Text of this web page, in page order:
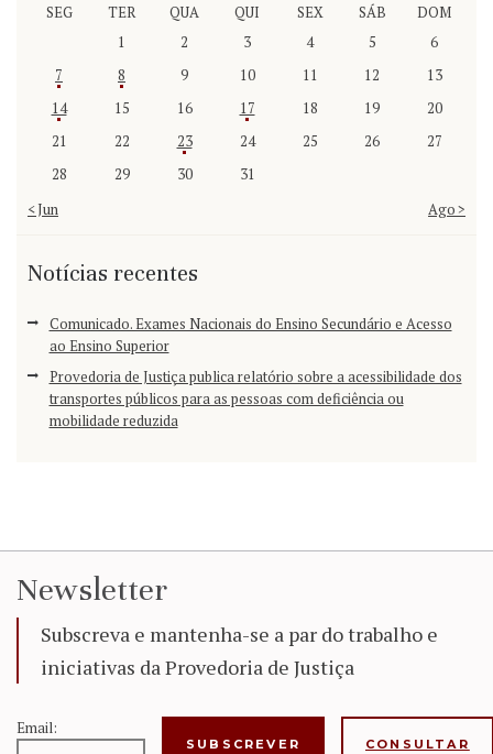
SEG TER QUA QUI SEX SÁB
DOM
1
2 3 4 5
6
7
8 9 10 11 12
13
14
15 16 17 18 19
20
21
22 23 24 25 26
27
28
29 30
31
« Jun
Ago »
Notícias recentes
Comunicado. Exames Nacionais do Ensino Secundário e Acesso
ao Ensino Superior
Provedoria de Justiça publica relatório sobre a acessibilidade dos
transportes públicos para as pessoas com deficiência ou
mobilidade reduzida
Newsletter
Subscreva e mantenha-se a par do trabalho e
iniciativas da Provedoria de Justiça
Email:
CONSULTAR